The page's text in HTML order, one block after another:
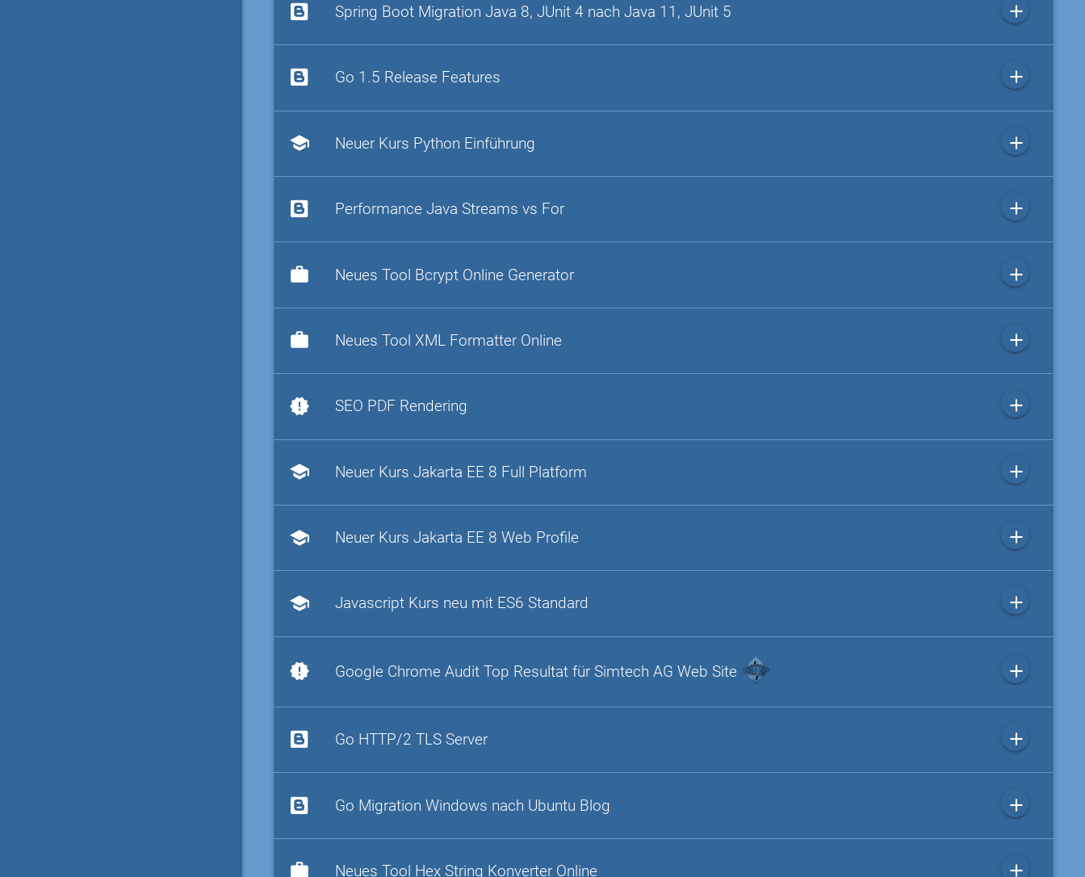
Spring Boot Migration Java 8, JUnit 4 nach Java 11, JUnit 5 add
Go 1.5 Release Features add
school Neuer Kurs Python Einführung add
Performance Java Streams vs For add
work Neues Tool Bcrypt Online Generator add
work Neues Tool XML Formatter Online add
new_releases SEO PDF Rendering add
school Neuer Kurs Jakarta EE 8 Full Platform add
school Neuer Kurs Jakarta EE 8 Web Profile add
school Javascript Kurs neu mit ES6 Standard add
new_releases Google Chrome Audit Top Resultat für Simtech AG Web Site add
Go HTTP/2 TLS Server add
Go Migration Windows nach Ubuntu Blog add
work Neues Tool Hex String Konverter Online add